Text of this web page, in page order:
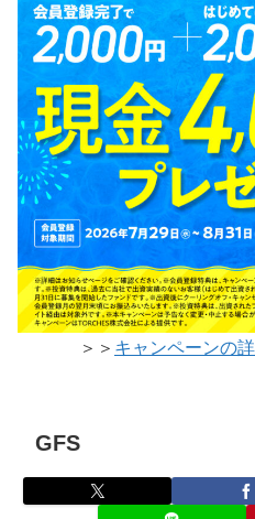
＞＞ キャンペーンの
GFS